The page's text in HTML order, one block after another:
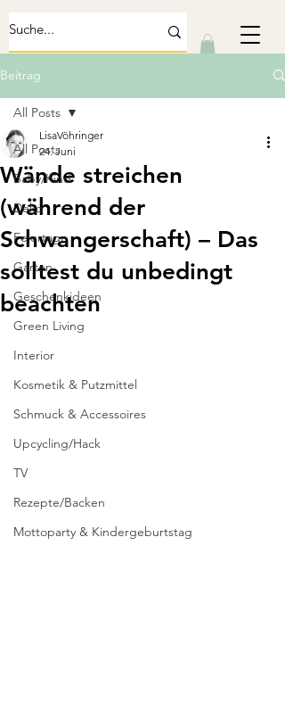
Beitrag
All Posts
Baby/Kind
Deko
Feiertage
Garten
Geschenkideen
Green Living
Interior
Kosmetik & Putzmittel
Schmuck & Accessoires
Upcycling/Hack
TV
Rezepte/Backen
Mottoparty & Kindergeburtstag
All Posts
Wände streichen
(während der
Schwangerschaft) – Das
solltest du unbedingt
beachten
LisaVöhringer
24. Juni